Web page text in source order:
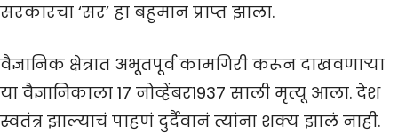
सरकारचा ‘सर’ हा बहुमान प्राप्त झाला.
वैज्ञानिक क्षेत्रात अभूतपूर्व कामगिरी करून दाखवणाऱ्या
या वैज्ञानिकाला 17 नोव्हेंबर1937 साली मृत्यू आला. देश
स्वतंत्र झाल्याचं पाहणं दुर्दैवानं त्यांना शक्य झालं नाही.